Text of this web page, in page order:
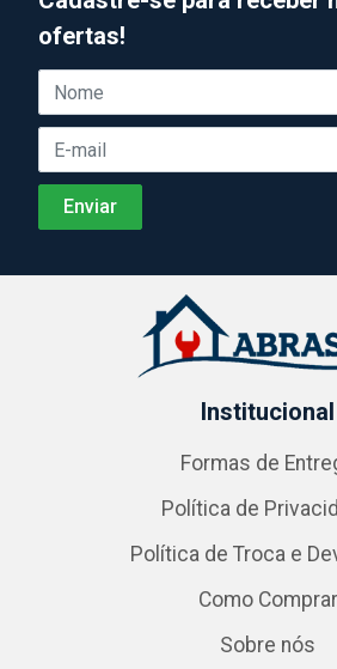
ofertas!
Institucional
Formas de
Política de
Política de Troca e
Como Comprar
Sobre nós